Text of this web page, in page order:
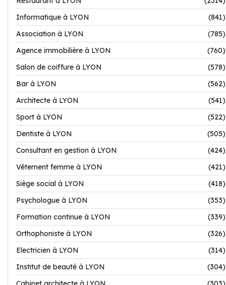
Informatique à LYON
(841)
Association à LYON
(785)
Agence immobilière à LYON
(760)
Salon de coiffure à LYON
(578)
Bar à LYON
(562)
Architecte à LYON
(541)
Sport à LYON
(522)
Dentiste à LYON
(505)
Consultant en gestion à LYON
(424)
Vêtement femme à LYON
(421)
Siège social à LYON
(418)
Psychologue à LYON
(353)
Formation continue à LYON
(339)
Orthophoniste à LYON
(326)
Electricien à LYON
(314)
Institut de beauté à LYON
(304)